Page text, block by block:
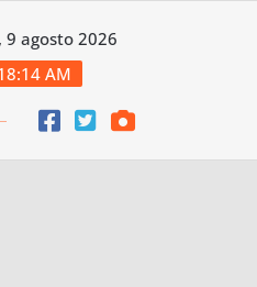
9 agosto 2026
AM